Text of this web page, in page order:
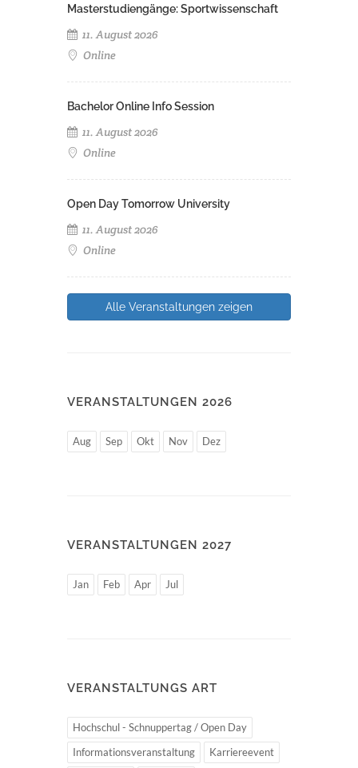
Masterstudiengänge: Sportwissenschaft
11. August 2026
Online
Bachelor Online Info Session
11. August 2026
Online
Open Day Tomorrow University
11. August 2026
Online
Alle Veranstaltungen zeigen
VERANSTALTUNGEN 2026
Aug Sep Okt Nov Dez
VERANSTALTUNGEN 2027
Jan Feb Apr Jul
VERANSTALTUNGS ART
Hochschul - Schnuppertag / Open Day
Informationsveranstaltung
Karriereevent